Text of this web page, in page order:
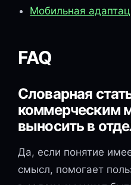
Мобильная
FAQ
Словарная
коммерческим
выносить в
Да, если понятие
смысл, помогает